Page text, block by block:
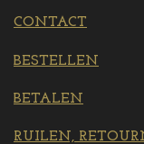
CONTACT
BESTELLEN
BETALEN
RUILEN,